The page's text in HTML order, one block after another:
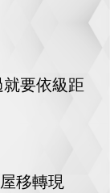
要依級距
移轉現